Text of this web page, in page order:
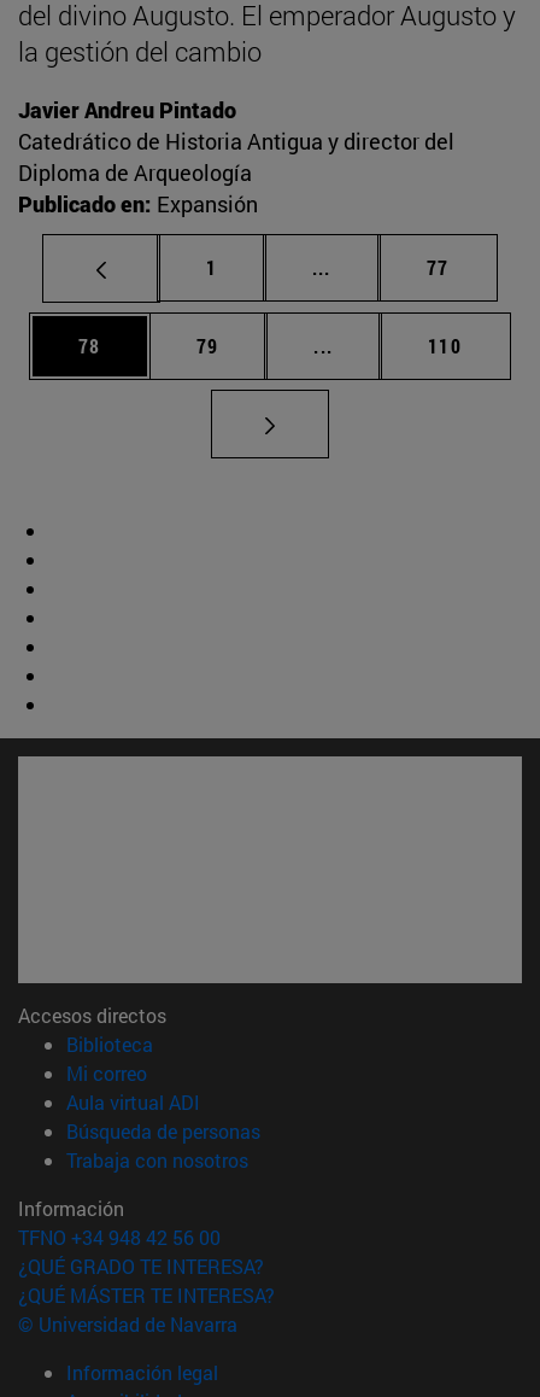
del divino Augusto. El emperador Augusto y
la gestión del cambio
Javier Andreu Pintado
Catedrático de Historia Antigua y director del
Diploma de Arqueología
Publicado en: Expansión
Página
1 ... Páginas intermedias
Página
77
Página
78 Página
79 ... Páginas intermedias
Página
110
Accesos directos
Biblioteca
Mi correo(abre en nueva ventana)
Aula virtual ADI
Búsqueda de personas(abre en nueva ventana)
Trabaja con nosotros(abre en nueva ventana)
Información
TFNO +34 948 42 56 00
¿QUÉ GRADO TE INTERESA?
¿QUÉ MÁSTER TE INTERESA?
© Universidad de Navarra
Información legal